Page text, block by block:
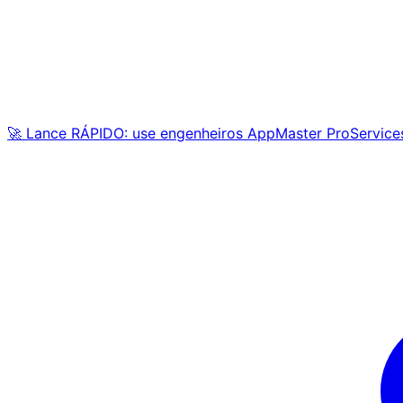
🚀 Lance RÁPIDO: use engenheiros AppMaster